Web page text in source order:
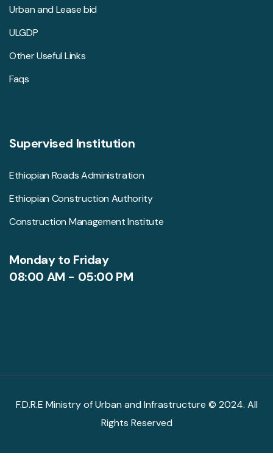
Urban and Lease bid
ULGDP
Other Useful Links
Faqs
Supervised Institution
Ethiopian Roads Administration
Ethiopian Construction Authority
Construction Management Institute
Monday to Friday
08:00 AM - 05:00 PM
F.D.R.E Ministry of Urban and Infrastructure © 2024. All
Rights Reserved